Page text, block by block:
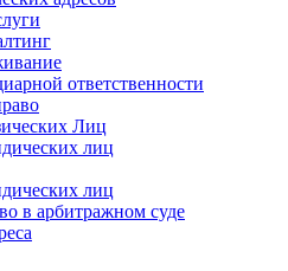
ответственности
Лиц
лиц
лиц
в арбитражном суде